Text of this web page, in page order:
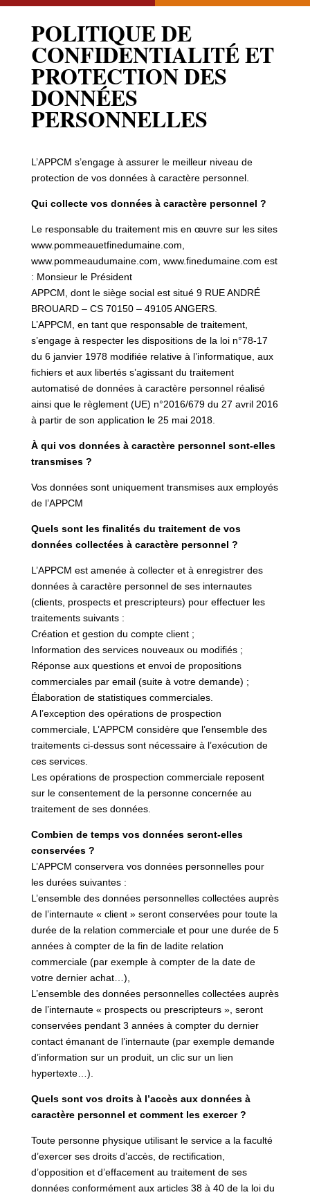
POLITIQUE DE
CONFIDENTIALITÉ ET
PROTECTION DES
DONNÉES
PERSONNELLES
L’APPCM s’engage à assurer le meilleur niveau de
protection de vos données à caractère personnel.
Qui collecte vos données à caractère personnel ?
Le responsable du traitement mis en œuvre sur les sites
www.pommeauetfinedumaine.com,
www.pommeaudumaine.com, www.finedumaine.com est
: Monsieur le Président
APPCM, dont le siège social est situé 9 RUE ANDRÉ
BROUARD – CS 70150 – 49105 ANGERS.
L’APPCM, en tant que responsable de traitement,
s’engage à respecter les dispositions de la loi n°78-17
du 6 janvier 1978 modifiée relative à l’informatique, aux
fichiers et aux libertés s’agissant du traitement
automatisé de données à caractère personnel réalisé
ainsi que le règlement (UE) n°2016/679 du 27 avril 2016
à partir de son application le 25 mai 2018.
À qui vos données à caractère personnel sont-elles
transmises ?
Vos données sont uniquement transmises aux employés
de l’APPCM
Quels sont les finalités du traitement de vos
données collectées à caractère personnel ?
L’APPCM est amenée à collecter et à enregistrer des
données à caractère personnel de ses internautes
(clients, prospects et prescripteurs) pour effectuer les
traitements suivants :
Création et gestion du compte client ;
Information des services nouveaux ou modifiés ;
Réponse aux questions et envoi de propositions
commerciales par email (suite à votre demande) ;
Élaboration de statistiques commerciales.
A l’exception des opérations de prospection
commerciale, L’APPCM considère que l’ensemble des
traitements ci-dessus sont nécessaire à l’exécution de
ces services.
Les opérations de prospection commerciale reposent
sur le consentement de la personne concernée au
traitement de ses données.
Combien de temps vos données seront-elles
conservées ?
L’APPCM conservera vos données personnelles pour
les durées suivantes :
L’ensemble des données personnelles collectées auprès
de l’internaute « client » seront conservées pour toute la
durée de la relation commerciale et pour une durée de 5
années à compter de la fin de ladite relation
commerciale (par exemple à compter de la date de
votre dernier achat…),
L’ensemble des données personnelles collectées auprès
de l’internaute « prospects ou prescripteurs », seront
conservées pendant 3 années à compter du dernier
contact émanant de l’internaute (par exemple demande
d’information sur un produit, un clic sur un lien
hypertexte…).
Quels sont vos droits à l’accès aux données à
caractère personnel et comment les exercer ?
Toute personne physique utilisant le service a la faculté
d’exercer ses droits d’accès, de rectification,
d’opposition et d’effacement au traitement de ses
données conformément aux articles 38 à 40 de la loi du